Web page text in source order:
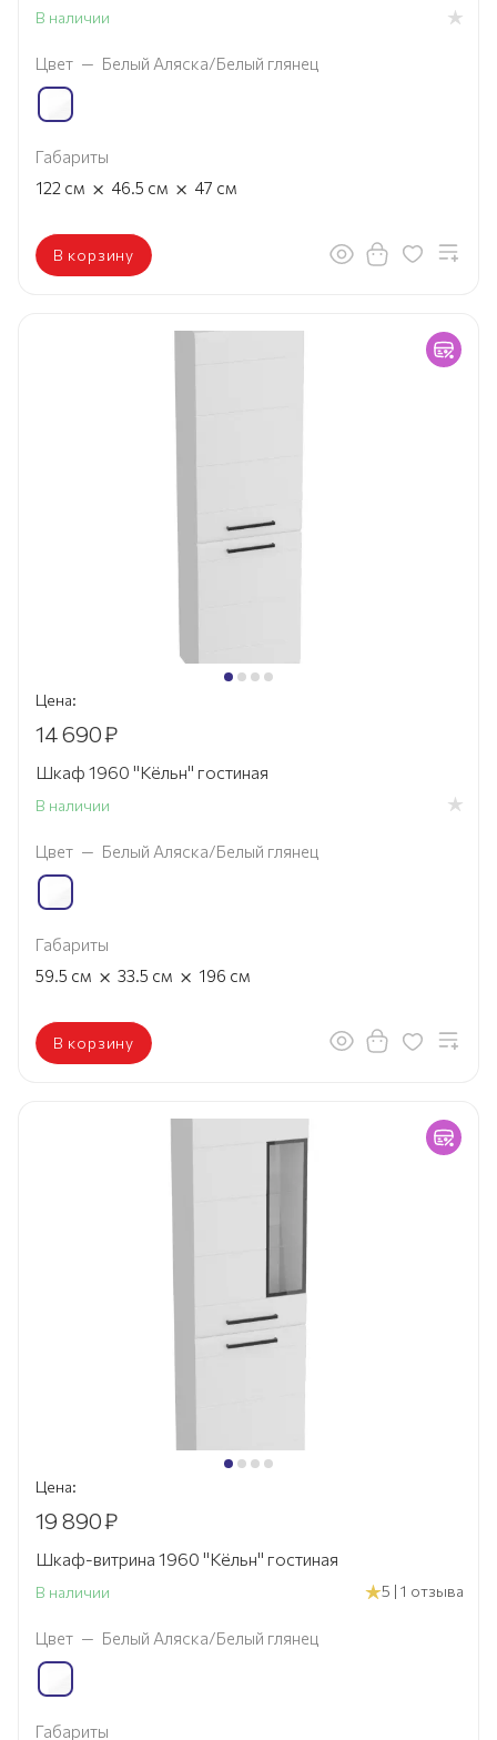
В наличии
Цвет — Белый Аляска/Белый глянец
Габариты
122 см × 46.5 см × 47 см
В корзину
Цена:
14 690₽
Шкаф 1960 "Кёльн" гостиная
В наличии
Цвет — Белый Аляска/Белый глянец
Габариты
59.5 см × 33.5 см × 196 см
В корзину
Цена:
19 890₽
Шкаф-витрина 1960 "Кёльн" гостиная
В наличии 5 | 1 отзыва
Цвет — Белый Аляска/Белый глянец
Габариты